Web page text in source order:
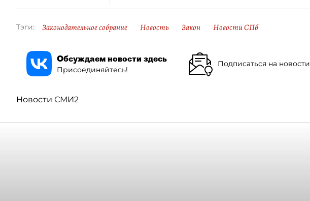
Тэги: Законодательное собрание Новость Закон Новости СПб
Обсуждаем новости здесь
Присоединяйтесь!
Подписаться на новости
Новости СМИ2